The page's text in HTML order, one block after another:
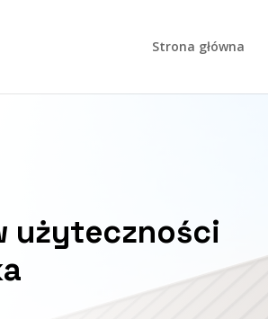
Strona główna
użyteczności